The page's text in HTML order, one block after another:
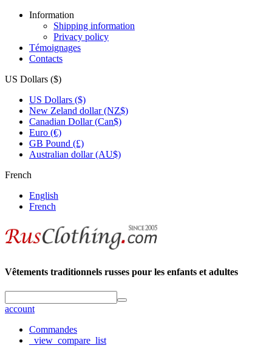
Information
Shipping information
Privacy policy
Témoignages
Contacts
US Dollars ($)
US Dollars ($)
New Zeland dollar (NZ$)
Canadian Dollar (Can$)
Euro (€)
GB Pound (£)
Australian dollar (AU$)
French
English
French
Vêtements traditionnels russes pour les enfants et adultes
account
Commandes
_view_compare_list